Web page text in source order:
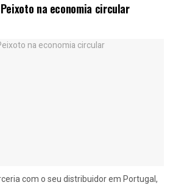
na economia circular
com o seu distribuidor em Portugal,